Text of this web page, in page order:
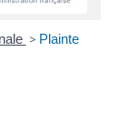
> Plainte